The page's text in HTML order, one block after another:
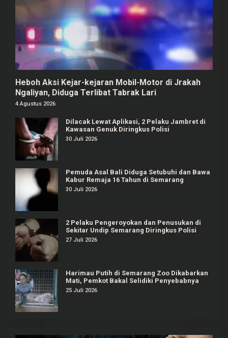
Heboh Aksi Kejar-kejaran Mobil-Motor di Jrakah
Ngaliyan, Diduga Terlibat Tabrak Lari
4 Agustus 2026
Dilacak Lewat Aplikasi, 2 Pelaku Jambret di
Kawasan Genuk Diringkus Polisi
30 Juli 2026
Pemuda Asal Bali Diduga Setubuhi dan Bawa
Kabur Remaja 16 Tahun di Semarang
30 Juli 2026
2 Pelaku Pengeroyokan dan Penusukan di
Sekitar Undip Semarang Diringkus Polisi
27 Juli 2026
Harimau Putih di Semarang Zoo Dikabarkan
Mati, Pemkot Bakal Selidiki Penyebabnya
25 Juli 2026